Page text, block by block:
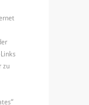
zu